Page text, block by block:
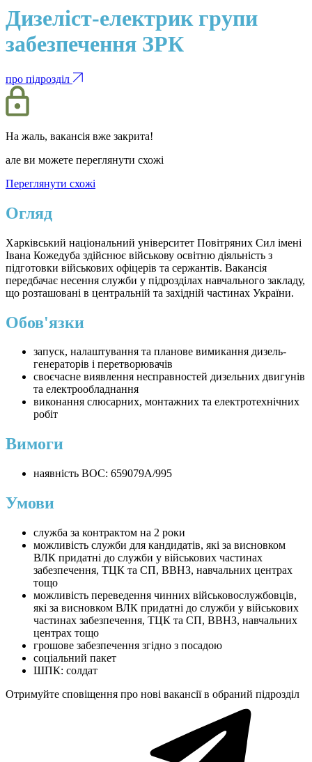
Дизеліст-електрик групи
забезпечення ЗРК
про підрозділ
На жаль, вакансія вже закрита!
але ви можете переглянути схожі
Переглянути схожі
Огляд
Харківський національний університет Повітряних Сил імені
Івана Кожедуба здійснює військову освітню діяльність з
підготовки військових офіцерів та сержантів. Вакансія
передбачає несення служби у підрозділах навчального закладу,
що розташовані в центральній та західній частинах України.
Обов'язки
запуск, налаштування та планове вимикання дизель-
генераторів і перетворювачів
своєчасне виявлення несправностей дизельних двигунів
та електрообладнання
виконання слюсарних, монтажних та електротехнічних
робіт
Вимоги
наявність ВОС: 659079А/995
Умови
служба за контрактом на 2 роки
можливість служби для кандидатів, які за висновком
ВЛК придатні до служби у військових частинах
забезпечення, ТЦК та СП, ВВНЗ, навчальних центрах
тощо
можливість переведення чинних військовослужбовців,
які за висновком ВЛК придатні до служби у військових
частинах забезпечення, ТЦК та СП, ВВНЗ, навчальних
центрах тощо
грошове забезпечення згідно з посадою
соціальний пакет
ШПК: солдат
Отримуйте сповіщення про нові вакансії в обраний підрозділ